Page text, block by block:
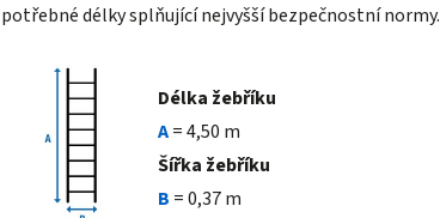
potřebné délky splňující nejvyšší bezpečnostní normy.
Délka žebříku
A= 4,50 m
Šířka žebříku
B = 0,37 m